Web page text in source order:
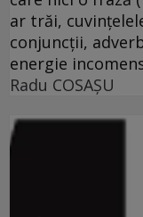
ar trăi,
conjuncţii,
energie
Radu COSAŞU